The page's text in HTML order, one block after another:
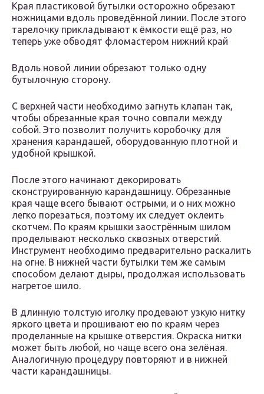
Края пластиковой бутылки осторожно обрезают
ножницами вдоль проведённой линии. После этого
тарелочку прикладывают к ёмкости ещё раз, но
теперь уже обводят фломастером нижний край
Вдоль новой линии обрезают только одну
бутылочную сторону.
С верхней части необходимо загнуть клапан так,
чтобы обрезанные края точно совпали между
собой. Это позволит получить коробочку для
хранения карандашей, оборудованную плотной и
удобной крышкой.
После этого начинают декорировать
сконструированную карандашницу. Обрезанные
края чаще всего бывают острыми, и о них можно
легко порезаться, поэтому их следует оклеить
скотчем. По краям крышки заострённым шилом
проделывают несколько сквозных отверстий.
Инструмент необходимо предварительно раскалить
на огне. В нижней части бутылки тем же самым
способом делают дыры, продолжая использовать
нагретое шило.
В длинную толстую иголку продевают узкую нитку
яркого цвета и прошивают ею по краям через
проделанные на крышке отверстия. Окраска нитки
может быть любой, но чаще всего она зелёная.
Аналогичную процедуру повторяют и в нижней
части карандашницы.